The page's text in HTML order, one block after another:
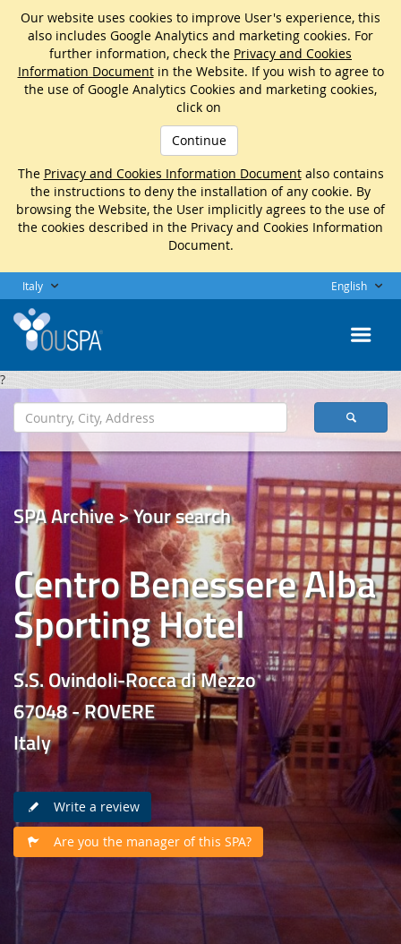
Our website uses cookies to improve User's experience, this
also includes Google Analytics and marketing cookies. For
further information, check the Privacy and Cookies
Information Documentin the Website. If you wish to agree to
the use of Google Analytics Cookies and marketing cookies,
click on
Continue
The Privacy and Cookies Information Documentalso contains
the instructions to deny the installation of any cookie. By
browsing the Website, the User implicitly agrees to the use of
the cookies described in the Privacy and Cookies Information
Document.
Italy English
?
SPA Archive > Your search
Centro Benessere Alba
Sporting Hotel
S.S. Ovindoli-Rocca di Mezzo
67048 - ROVERE
Italy
Write a review
Are you the manager of this SPA?